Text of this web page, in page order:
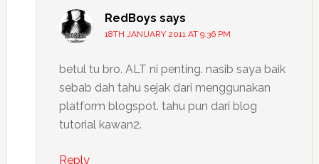
RedBoys says
18TH JANUARY 2011 AT 9:36 PM
betul tu bro. ALT ni penting. nasib saya baik
sebab dah tahu sejak dari menggunakan
platform blogspot. tahu pun dari blog
tutorial kawan2.
Reply